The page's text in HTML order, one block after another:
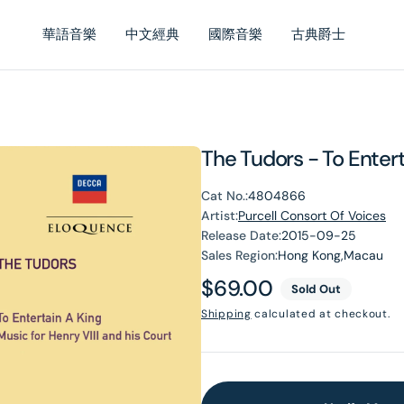
華語音樂 中文經典 國際音樂 古典爵士
The Tudors - To
Cat No.:4804866
Artist:Purcell Consort Of Voices
Release Date:2015-09-25
Sales Region:Hong Kong,Macau
Regular
price
$69.00 Sold Out
Shipping calculated at checkout.